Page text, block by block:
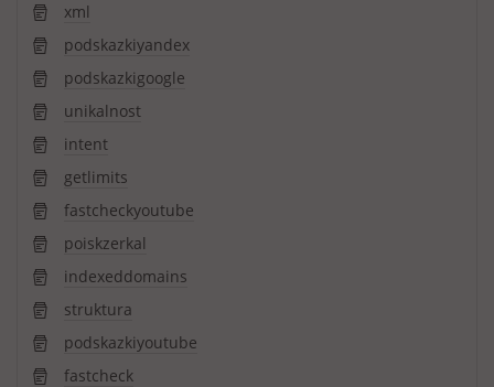
xml
podskazkiyandex
podskazkigoogle
unikalnost
intent
getlimits
fastcheckyoutube
poiskzerkal
indexeddomains
struktura
podskazkiyoutube
fastcheck